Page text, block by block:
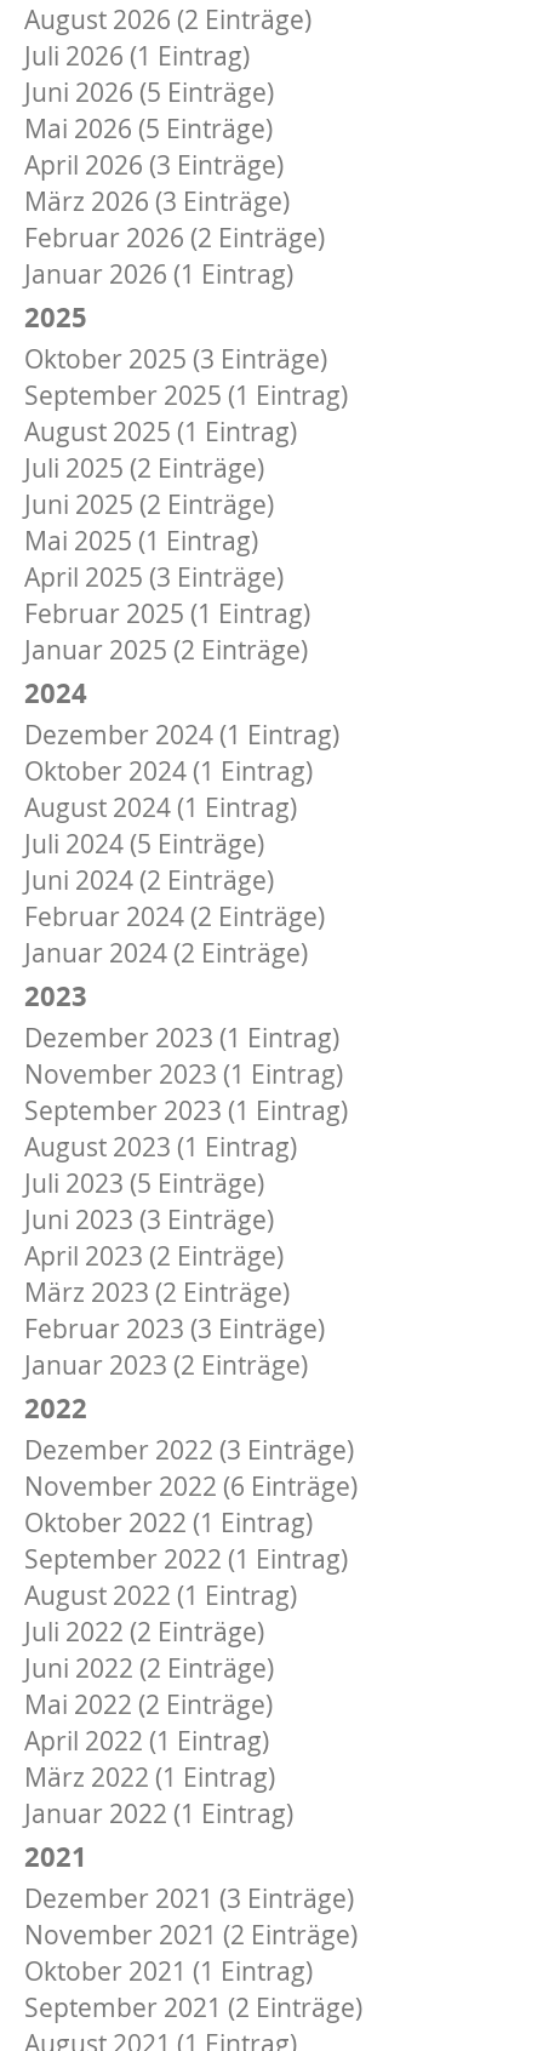
August 2026 (2 Einträge)
Juli 2026 (1 Eintrag)
Juni 2026 (5 Einträge)
Mai 2026 (5 Einträge)
April 2026 (3 Einträge)
März 2026 (3 Einträge)
Februar 2026 (2 Einträge)
Januar 2026 (1 Eintrag)
2025
Oktober 2025 (3 Einträge)
September 2025 (1 Eintrag)
August 2025 (1 Eintrag)
Juli 2025 (2 Einträge)
Juni 2025 (2 Einträge)
Mai 2025 (1 Eintrag)
April 2025 (3 Einträge)
Februar 2025 (1 Eintrag)
Januar 2025 (2 Einträge)
2024
Dezember 2024 (1 Eintrag)
Oktober 2024 (1 Eintrag)
August 2024 (1 Eintrag)
Juli 2024 (5 Einträge)
Juni 2024 (2 Einträge)
Februar 2024 (2 Einträge)
Januar 2024 (2 Einträge)
2023
Dezember 2023 (1 Eintrag)
November 2023 (1 Eintrag)
September 2023 (1 Eintrag)
August 2023 (1 Eintrag)
Juli 2023 (5 Einträge)
Juni 2023 (3 Einträge)
April 2023 (2 Einträge)
März 2023 (2 Einträge)
Februar 2023 (3 Einträge)
Januar 2023 (2 Einträge)
2022
Dezember 2022 (3 Einträge)
November 2022 (6 Einträge)
Oktober 2022 (1 Eintrag)
September 2022 (1 Eintrag)
August 2022 (1 Eintrag)
Juli 2022 (2 Einträge)
Juni 2022 (2 Einträge)
Mai 2022 (2 Einträge)
April 2022 (1 Eintrag)
März 2022 (1 Eintrag)
Januar 2022 (1 Eintrag)
2021
Dezember 2021 (3 Einträge)
November 2021 (2 Einträge)
Oktober 2021 (1 Eintrag)
September 2021 (2 Einträge)
August 2021 (1 Eintrag)